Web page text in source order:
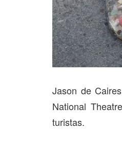
Jason de
National
turistas.